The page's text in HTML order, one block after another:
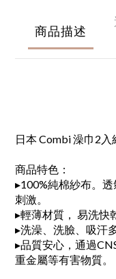
商品描述
日本 Combi 澡巾2
商品特色：
▸100%純棉紗布。
刺激。
▸輕薄材質， 易洗快
▸洗澡、洗臉、吸汗
▸品質安心，通過
重金屬等有害物質。